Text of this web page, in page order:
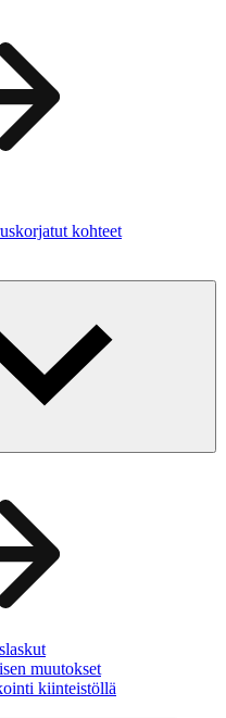
kohteet
muutokset
kiinteistöllä